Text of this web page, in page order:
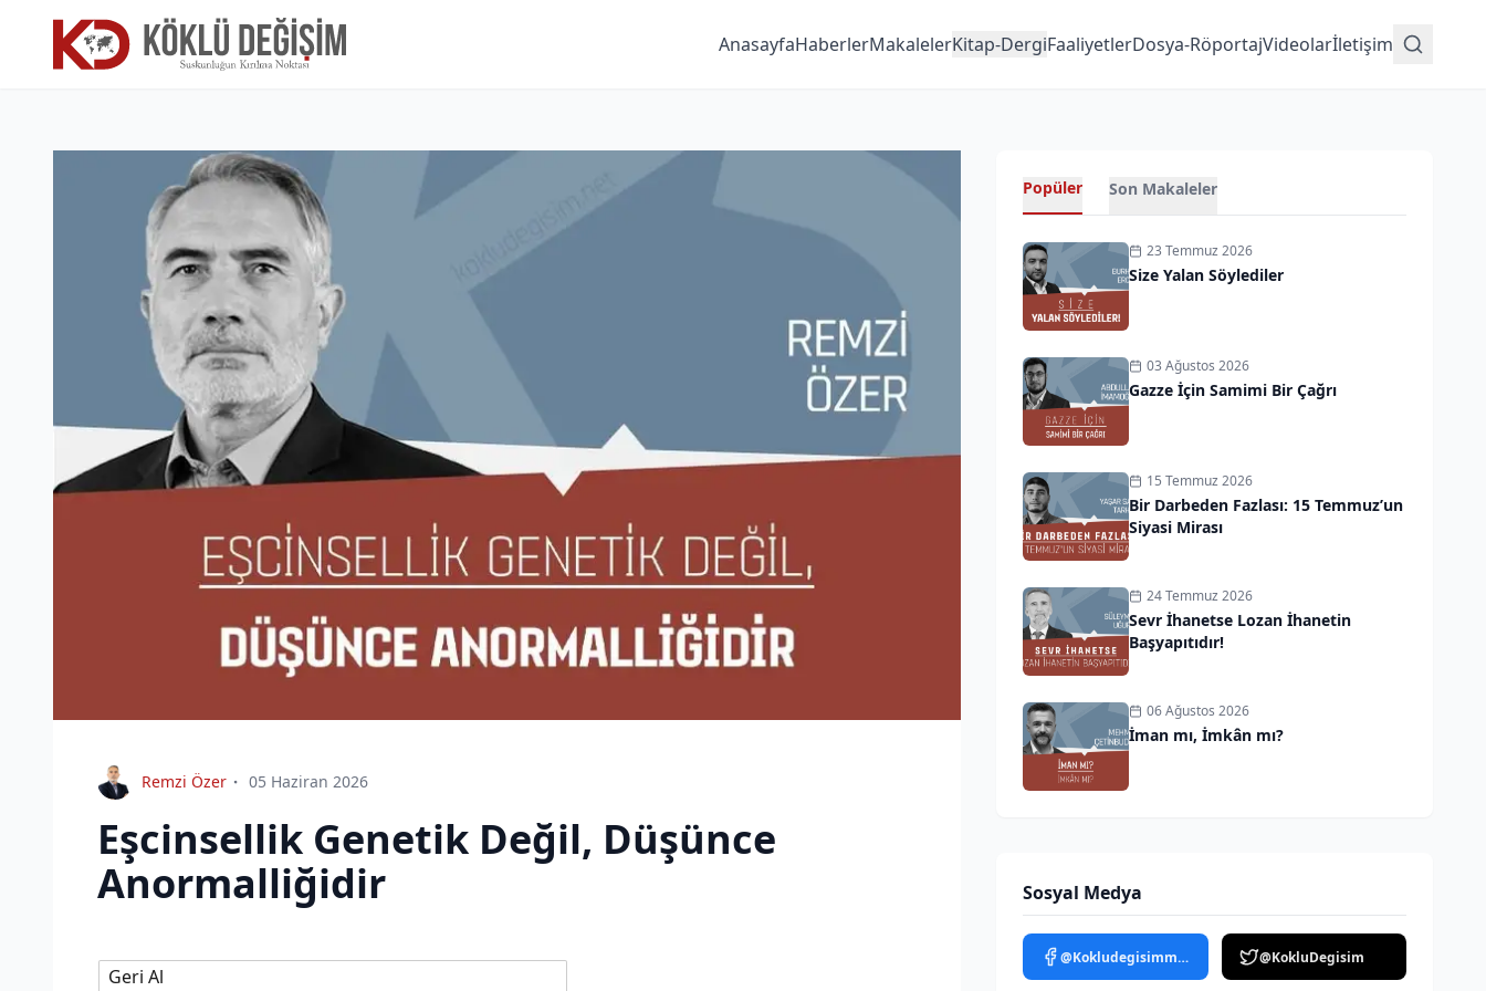
AnasayfaHaberlerMakalelerKitap-DergiFaaliyetlerDosya-RöportajVideolarİletişim
Remzi Özer 05 Haziran 2026
Eşcinsellik Genetik Değil, Düşünce
Anormalliğidir
Geri Al
Popüler Son Makaleler
23 Temmuz 2026
Size Yalan Söylediler
03 Ağustos 2026
Gazze İçin Samimi Bir Çağrı
15 Temmuz 2026
Bir Darbeden Fazlası: 15 Temmuz’un
Siyasi Mirası
24 Temmuz 2026
Sevr İhanetse Lozan İhanetin
Başyapıtıdır!
06 Ağustos 2026
İman mı, İmkân mı?
Sosyal Medya
@Kokludegisimmedya @KokluDegisim